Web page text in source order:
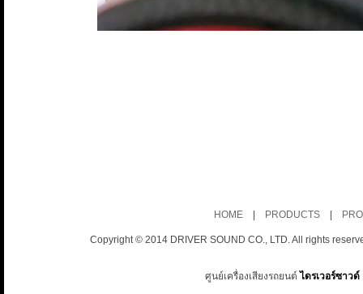
HOME| PRODUCTS|
Copyright © 2014 DRIVER SOUND CO., LTD. All rights
ศูนย์เครื่องเสียงรถยนต์ ไดรเวอร์ซาวด์